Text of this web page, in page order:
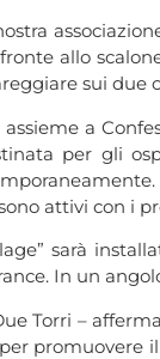
allo
sui due
assieme a
per gli
attivi con i
sarà
In un
Torri –